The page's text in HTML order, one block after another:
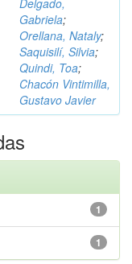
Delgado,
Gabriela;
Orellana, Nataly;
Saquisilí, Silvia;
Quindi, Toa;
Chacón Vintimilla,
Gustavo Javier
1
1